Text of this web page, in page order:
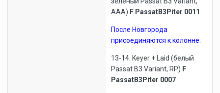
AAA) F PassatB3Piter 0011
После Новгорода
присоединяются к колонне:
13-14. Keyer + Laid (белый
Passat B3 Variant, RP) F
PassatB3Piter 0007